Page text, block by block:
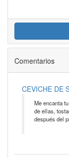
Comentarios
CEVICHE DE
Me encanta
de ellas,
después del